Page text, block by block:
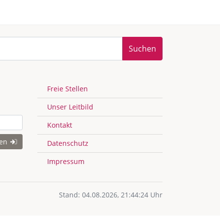
Suchen
Freie Stellen
Unser Leitbild
Kontakt
Datenschutz
Impressum
Stand: 04.08.2026, 21:44:24 Uhr